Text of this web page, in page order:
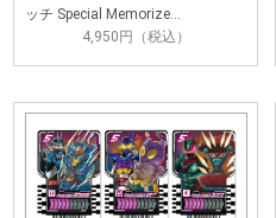
ッチ Special Memorize…
4,950円（税込）